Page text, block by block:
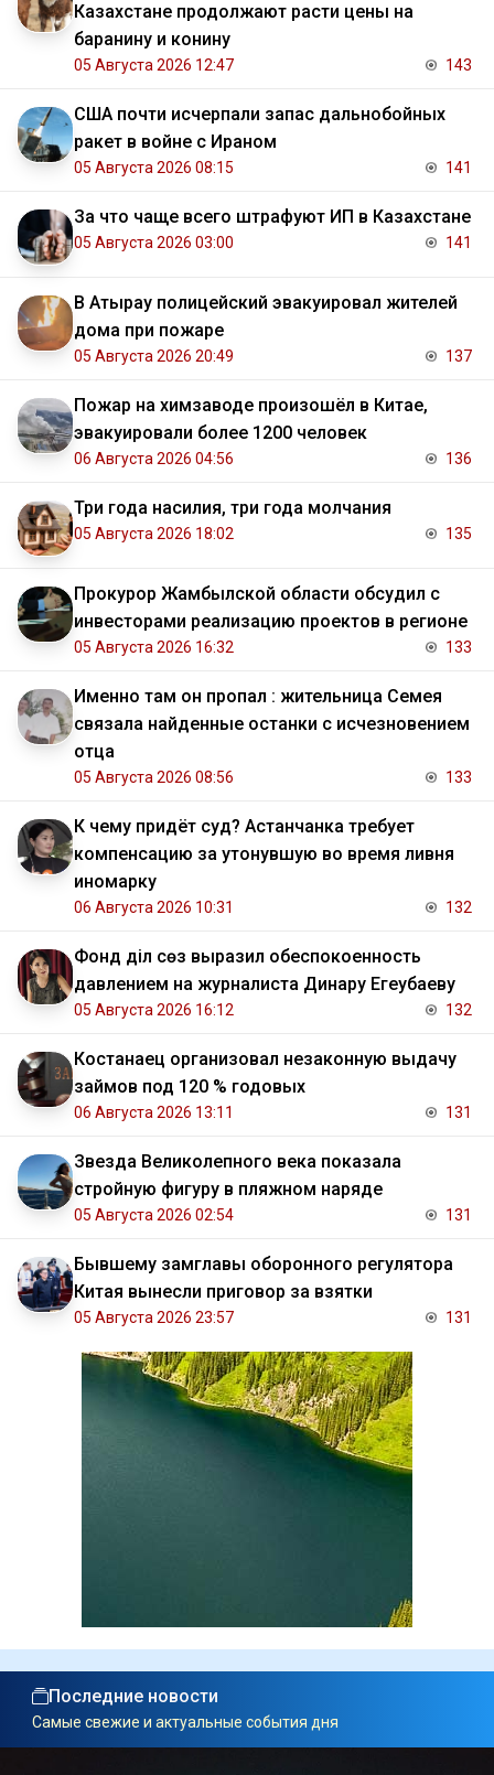
Казахстане продолжают расти цены на
баранину и конину
05 Августа 2026 12:47 143
США почти исчерпали запас дальнобойных
ракет в войне с Ираном
05 Августа 2026 08:15 141
За что чаще всего штрафуют ИП в Казахстане
05 Августа 2026 03:00 141
В Атырау полицейский эвакуировал жителей
дома при пожаре
05 Августа 2026 20:49 137
Пожар на химзаводе произошёл в Китае,
эвакуировали более 1200 человек
06 Августа 2026 04:56 136
Три года насилия, три года молчания
05 Августа 2026 18:02 135
Прокурор Жамбылской области обсудил с
инвесторами реализацию проектов в регионе
05 Августа 2026 16:32 133
Именно там он пропал : жительница Семея
связала найденные останки с исчезновением
отца
05 Августа 2026 08:56 133
К чему придёт суд? Астанчанка требует
компенсацию за утонувшую во время ливня
иномарку
06 Августа 2026 10:31 132
Фонд Әділ сөз выразил обеспокоенность
давлением на журналиста Динару Егеубаеву
05 Августа 2026 16:12 132
Костанаец организовал незаконную выдачу
займов под 120 % годовых
06 Августа 2026 13:11 131
Звезда Великолепного века показала
стройную фигуру в пляжном наряде
05 Августа 2026 02:54 131
Бывшему замглавы оборонного регулятора
Китая вынесли приговор за взятки
05 Августа 2026 23:57 131
Последние новости
Самые свежие и актуальные события дня